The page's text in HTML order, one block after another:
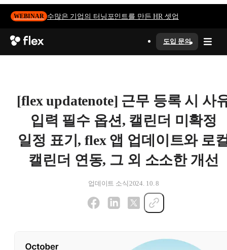
WEBINAR 수많은 기업의 터닝포인트를 만든 HR 셋업
도입 문의
[flex updatenote] 근무 등록 시 사
입력 필수 옵션, 캘린더 미확정
일정 표기, flex 앱 업데이트와 로
캘린더 연동, 그 외 소소한 개선
업데이트 소식 2024. 10. 8